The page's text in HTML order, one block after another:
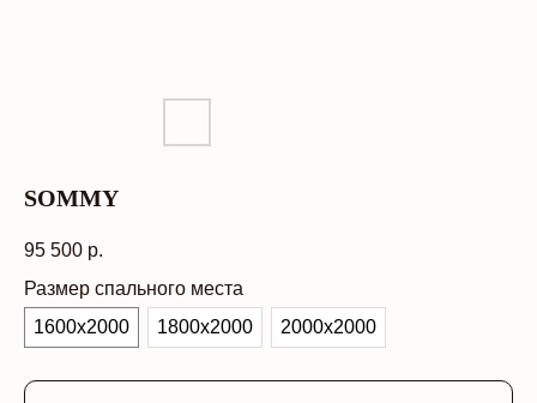
SOMMY
95 500 р.
Размер спального места
1600х2000
1800х2000 2000х2000